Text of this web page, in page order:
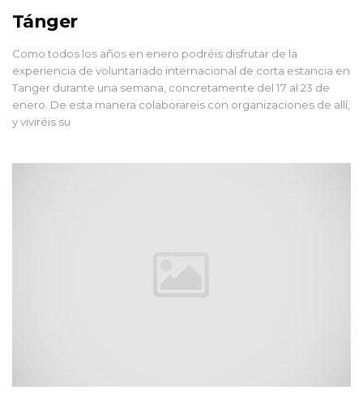
Tánger
Como todos los años en enero podréis disfrutar de la
experiencia de voluntariado internacional de corta estancia en
Tanger durante una semana, concretamente del 17 al 23 de
enero. De esta manera colaborareis con organizaciones de allí,
y viviréis su